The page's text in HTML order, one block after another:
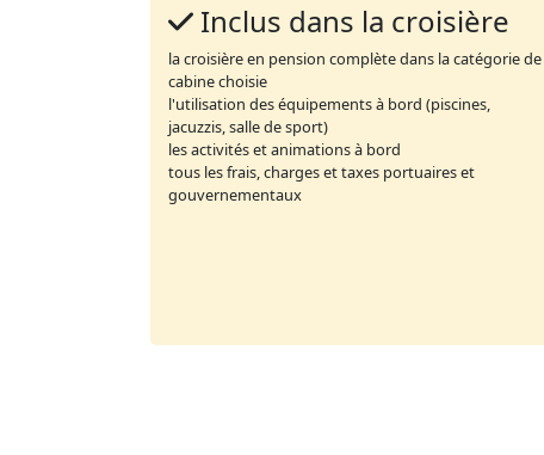
Inclus dans la croisière
la croisière en pension complète dans la catégorie de
cabine choisie
l'utilisation des équipements à bord (piscines,
jacuzzis, salle de sport)
les activités et animations à bord
tous les frais, charges et taxes portuaires et
gouvernementaux